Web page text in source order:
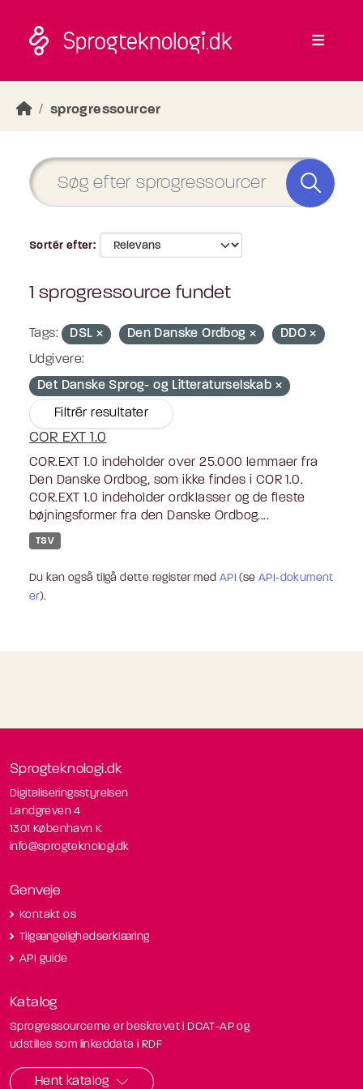
sprogressourcer
Sortér efter
1 sprogressource fundet
Tags: DSL Den Danske Ordbog
DDO
Udgivere:
Det Danske Sprog- og Litteraturselskab
Filtrér resultater
COR EXT 1.0
COR.EXT 1.0 indeholder over 25.000 lemmaer fra
Den Danske Ordbog, som ikke findes i COR 1.0.
COR.EXT 1.0 indeholder ordklasser og de fleste
bøjningsformer fra den Danske Ordbog....
TSV
Du kan også tilgå dette register med API (seAPI-dokument
er).
Sprogteknologi.dk
Digitaliseringsstyrelsen
Landgreven 4
1301 København K
info@sprogteknologi.dk
Genveje
Kontakt os
Tilgængelighedserklæring
API guide
Katalog
Sprogressourcerne er beskrevet i DCAT-AP og
udstilles som linkeddata i RDF
Hent katalog